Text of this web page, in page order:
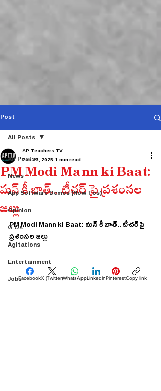
Post
All Posts
News
App Software Demos (How Tos)
Opinion
G.Os
Agitations
Entertainment
Jobs
All Posts
PM Modi Mann ki Baat:
మన్ కీ బాత్.. టీచర్ పై ప్రశంసల
జల్లు
AP Teachers TV
Feb 23, 2025 1 min read
PM Modi Mann ki Baat: మన్ కీ బాత్.. టీచర్ పై
ప్రశంసల జల్లు
FacebookX (Twitter)WhatsAppLinkedInPinterestCopy link